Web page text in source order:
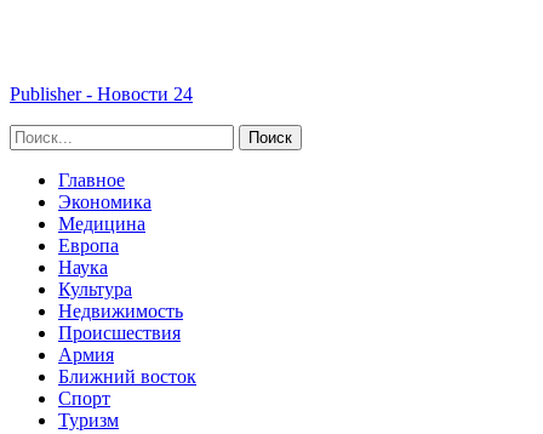
Publisher - Новости 24
Главное
Экономика
Медицина
Европа
Наука
Культура
Недвижимость
Происшествия
Армия
Ближний восток
Спорт
Туризм